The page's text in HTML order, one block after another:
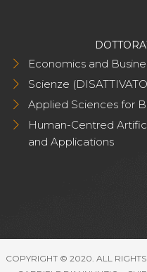
Economics and
Scienze
Applied Sciences for
Human-Centred
and Applications
COPYRIGHT © 2020. ALL